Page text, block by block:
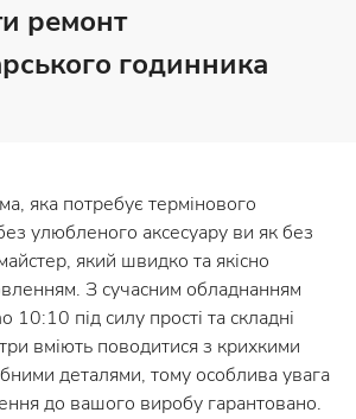
ремонт
годинника
яка потребує термінового
улюбленого аксесуару ви як без
який швидко та якісно
З сучасним обладнанням
10:10 під силу прості та складні
вміють поводитися з крихкими
деталями, тому особлива увага
до вашого виробу гарантовано.